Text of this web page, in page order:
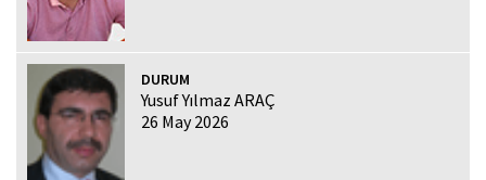
DURUM
Yusuf Yılmaz ARAÇ
26 May 2026